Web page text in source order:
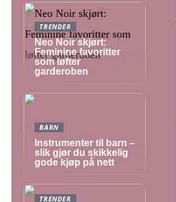
TRENDER
Neo Noir skjørt:
Feminine favoritter
som løfter
garderoben
BARN
Instrumenter til barn –
slik gjør du skikkelig
gode kjøp på nett
TRENDER